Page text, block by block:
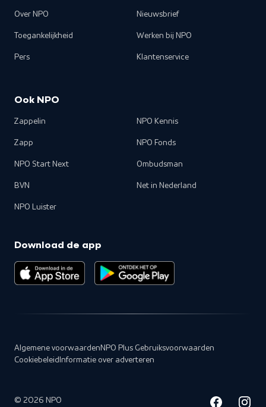
Over NPO
Toegankelijkheid
Pers
Nieuwsbrief
Werken bij NPO
Klantenservice
Ook NPO
Zappelin
Zapp
NPO Start Next
BVN
NPO Luister
NPO Kennis
NPO Fonds
Ombudsman
Net in Nederland
Download de app
Algemene voorwaarden NPO Plus Gebruiksvoorwaarden
Cookiebeleid Informatie over adverteren
© 2026 NPO